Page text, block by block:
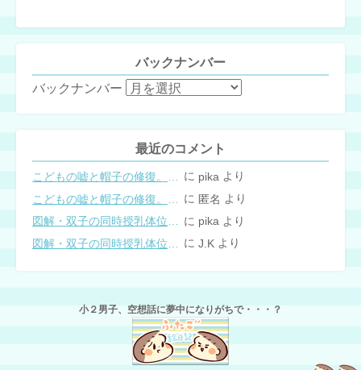
バックナンバー
バックナンバー
最近のコメント
に pika より
に 匿名 より
図解・双子の同時授乳体位まとめ に pika より
に J.K より
小２男子、空想話に夢中になりがちで・・・？